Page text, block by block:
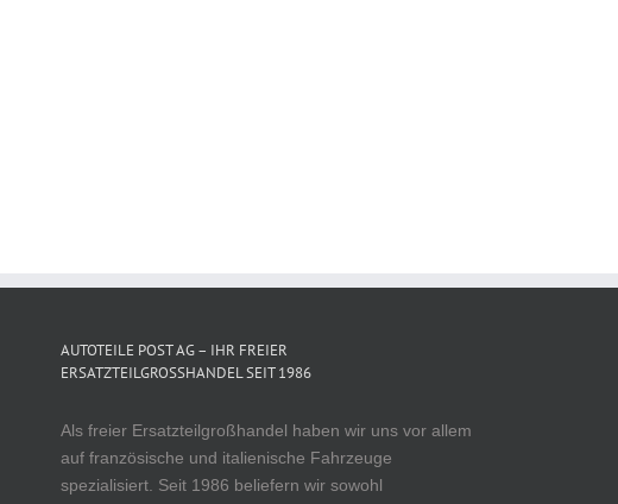
AUTOTEILE POST AG – IHR FREIER
ERSATZTEILGROSSHANDEL SEIT 1986
Als freier Ersatzteilgroßhandel haben wir uns vor allem
auf französische und italienische Fahrzeuge
spezialisiert. Seit 1986 beliefern wir sowohl